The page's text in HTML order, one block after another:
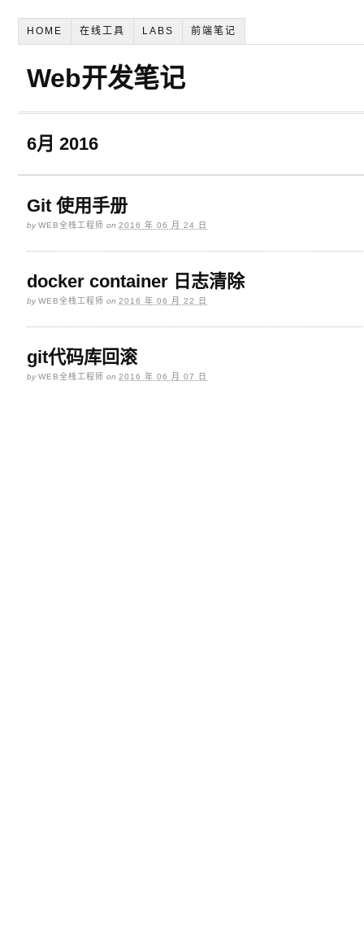
HOME 在线工具 LABS 前端笔记
Web开发笔记
6月 2016
Git 使用手册
byWEB全栈工程师 on 2016 年 06 月 24 日
docker container 日志清除
byWEB全栈工程师 on 2016 年 06 月 22 日
git代码库回滚
byWEB全栈工程师 on 2016 年 06 月 07 日